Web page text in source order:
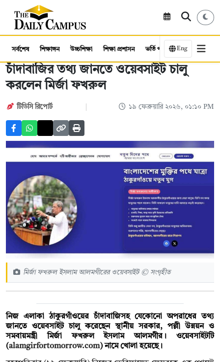
সর্বশেষ শিক্ষাঙ্গন উচ্চশিক্ষা শিক্ষা প্রশাসন ভর্তি পরীক্ষা কর্মসংস্থান
Eng
চাঁদাবাজির তথ্য জানতে ওয়েবসাইট চালু
করলেন মির্জা ফখরুল
টিডিসি রিপোর্ট ১৯ ফেব্রুয়ারি ২০২৬, ০১:১০ PM
মির্জা ফখরুল ইসলাম আলমগীরের ওয়েবসাইট © সংগৃহীত
নিজ এলাকা ঠাকুরগাঁওয়ের চাঁদাবাজিসহ যেকোনো অপরাধের তথ্য
জানতে ওয়েবসাইট চালু করেছেন স্থানীয় সরকার, পল্লী উন্নয়ন ও
সমবায়মন্ত্রী মির্জা ফখরুল ইসলাম আলমগীর। ওয়েবসাইটটি
(alamgirfortomorrow.com) নামে খোলা হয়েছে।